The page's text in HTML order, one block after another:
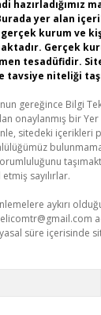
hazırladığımız
yer alan
kurum ve
Gerçek
tesadüfidir.
tavsiye niteliği
gereğince Bilgi
onaylanmış bir
sitedeki içerikleri
sayılırlar.
aykırı
süre içerisinde